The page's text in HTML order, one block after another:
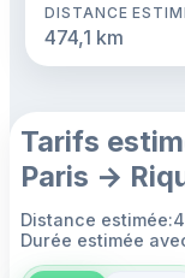
DISTANCE
474,1 km
Tarifs
Paris →
Distance
Durée estimée